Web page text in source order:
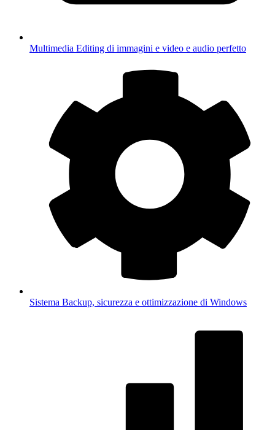
Multimedia Editing di immagini e video e audio perfetto
Sistema Backup, sicurezza e ottimizzazione di Windows